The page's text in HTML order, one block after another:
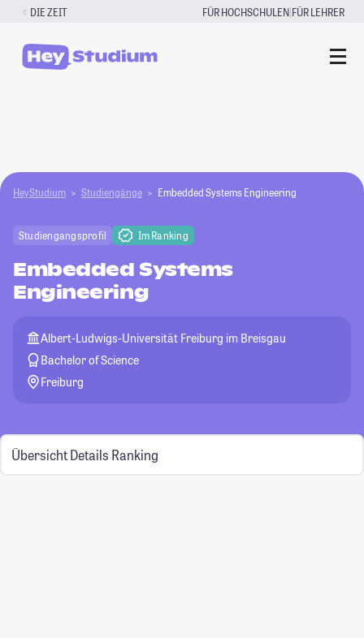
Zum
springen
DIE ZEIT FÜR HOCHSCHULEN|FÜR LEHRER
HeyStudium Studiengänge Embedded Systems Engineering
Studiengangsprofil Im Ranking
Embedded Systems
Engineering
Albert-Ludwigs-Universität Freiburg im Breisgau
Bachelor of Science
Freiburg
Übersicht Details Ranking